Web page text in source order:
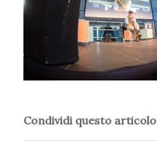
Condividi questo articolo